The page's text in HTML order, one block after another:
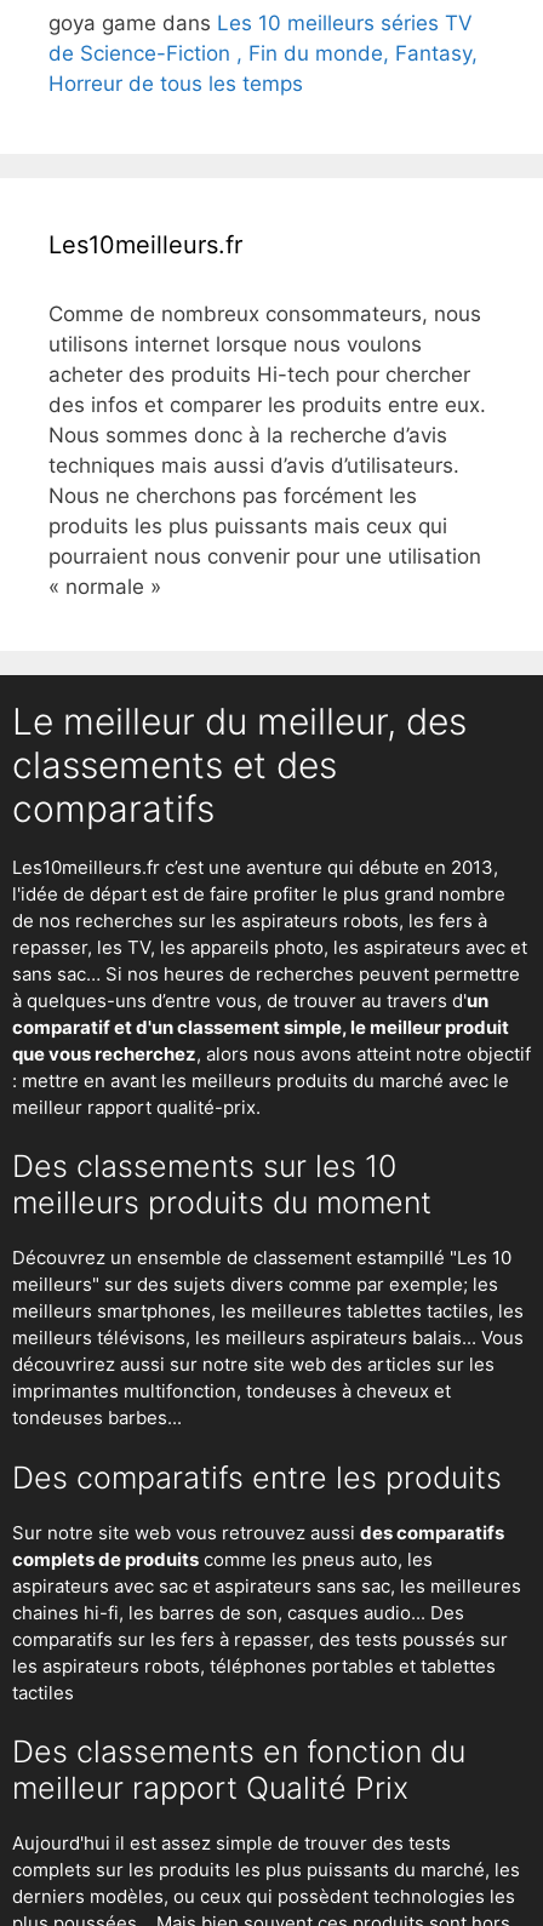
goya game dans Les 10 meilleurs séries TV
de Science-Fiction , Fin du monde, Fantasy,
Horreur de tous les temps
Les10meilleurs.fr
Comme de nombreux consommateurs, nous
utilisons internet lorsque nous voulons
acheter des produits Hi-tech pour chercher
des infos et comparer les produits entre eux.
Nous sommes donc à la recherche d’avis
techniques mais aussi d’avis d’utilisateurs.
Nous ne cherchons pas forcément les
produits les plus puissants mais ceux qui
pourraient nous convenir pour une utilisation
« normale »
Le meilleur du meilleur, des
classements et des
comparatifs
Les10meilleurs.fr c’est une aventure qui débute en 2013,
l'idée de départ est de faire profiter le plus grand nombre
de nos recherches sur les aspirateurs robots, les fers à
repasser, les TV, les appareils photo, les aspirateurs avec et
sans sac… Si nos heures de recherches peuvent permettre
à quelques-uns d’entre vous, de trouver au travers d'un
comparatif et d'un classement simple, le meilleur produit
que vous recherchez, alors nous avons atteint notre objectif
: mettre en avant les meilleurs produits du marché avec le
meilleur rapport qualité-prix.
Des classements sur les 10
meilleurs produits du moment
Découvrez un ensemble de classement estampillé "Les 10
meilleurs" sur des sujets divers comme par exemple; les
meilleurs smartphones, les meilleures tablettes tactiles, les
meilleurs télévisons, les meilleurs aspirateurs balais... Vous
découvrirez aussi sur notre site web des articles sur les
imprimantes multifonction, tondeuses à cheveux et
tondeuses barbes...
Des comparatifs entre les produits
Sur notre site web vous retrouvez aussi des comparatifs
complets de produits comme les pneus auto, les
aspirateurs avec sac et aspirateurs sans sac, les meilleures
chaines hi-fi, les barres de son, casques audio... Des
comparatifs sur les fers à repasser, des tests poussés sur
les aspirateurs robots, téléphones portables et tablettes
tactiles
Des classements en fonction du
meilleur rapport Qualité Prix
Aujourd'hui il est assez simple de trouver des tests
complets sur les produits les plus puissants du marché, les
derniers modèles, ou ceux qui possèdent technologies les